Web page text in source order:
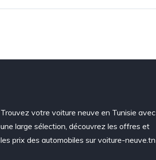
Trouvez votre voiture neuve en Tunisie avec
une large sélection, découvrez les offres et
les prix des automobiles sur voiture-neuve.tn